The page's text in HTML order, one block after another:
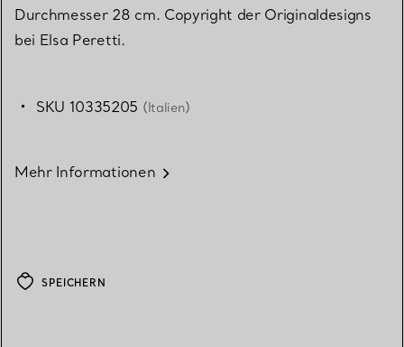
Durchmesser 28 cm. Copyright der Originaldesigns
bei Elsa Peretti.
SKU 10335205 (Italien)
Mehr Informationen
SPEICHERN